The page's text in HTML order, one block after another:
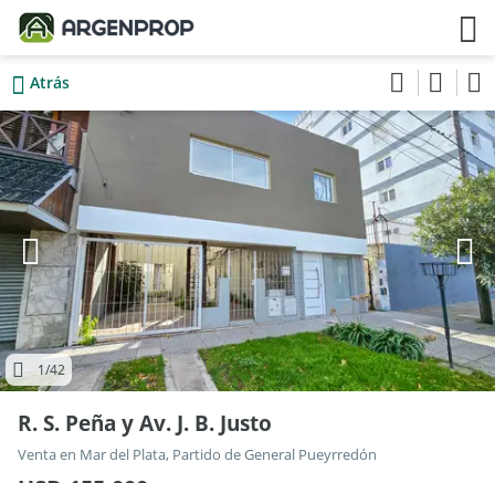
Atrás
1/42
R. S. Peña y Av. J. B. Justo
Venta en Mar del Plata, Partido de General Pueyrredón